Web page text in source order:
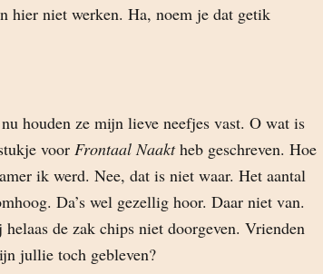
hier niet werken. Ha, noem je dat getik
houden ze mijn lieve neefjes vast. O wat is
voor Frontaal Naaktheb geschreven. Hoe
ik werd. Nee, dat is niet waar. Het aantal
Da’s wel gezellig hoor. Daar niet van.
de zak chips niet doorgeven. Vrienden
jullie toch gebleven?